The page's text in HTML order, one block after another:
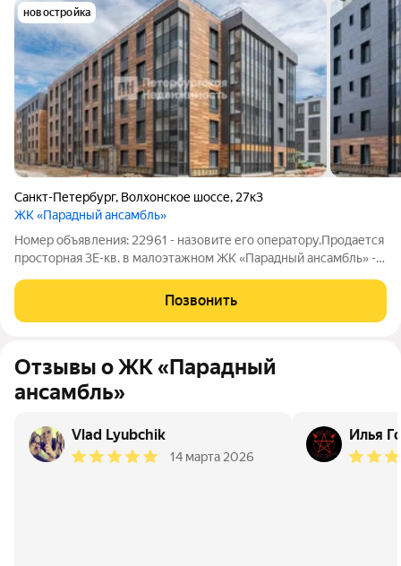
новостройка
Санкт-Петербург, Волхонское шоссе, 27к3
ЖК «Парадный ансамбль»
Номер объявления: 22961 - назовите его оператору.Продается
просторная 3Е-кв. в малоэтажном ЖК «Парадный ансамбль» -
Просторная кухня-гостиная (17.2 кв.м) - Панорамный балкон
(5.7 кв.м) -
Позвонить
Отзывы о ЖК «Парадный
ансамбль»
Vlad Lyubchik
14 марта 2026
Илья